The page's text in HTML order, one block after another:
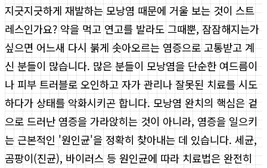
지긋지긋하게 재발하는 모낭염 때문에 거울 보는 것이 스트
레스인가요? 약을 먹고 연고를 발라도 그때뿐, 잠잠해지는가
싶으면 어느새 다시 붉게 솟아오르는 염증으로 고통받고 계
신 분들이 많습니다. 많은 분들이 모낭염을 단순한 여드름이
나 피부 트러블로 오인하고 자가 관리나 잘못된 치료를 시도
하다가 상태를 악화시키곤 합니다. 모낭염 완치의 핵심은 겉
으로 드러난 염증을 가라앉히는 것이 아니라, 염증을 일으키
는 근본적인 '원인균'을 정확히 찾아내는 데 있습니다. 세균,
곰팡이(진균), 바이러스 등 원인균에 따라 치료법은 완전히